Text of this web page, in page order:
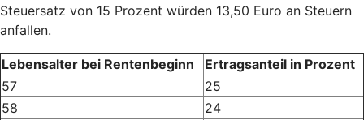
Steuersatz von 15 Prozent würden 13,50 Euro an Steuern
anfallen.
Lebensalter bei Rentenbeginn
Ertragsanteil in Prozent
57
25
58
24